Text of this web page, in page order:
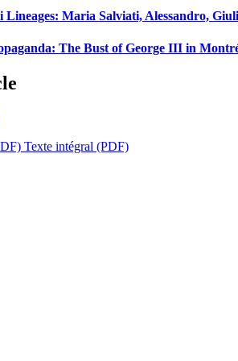
Maria Salviati, Alessandro,
The Bust of George III in
Texte intégral (PDF)